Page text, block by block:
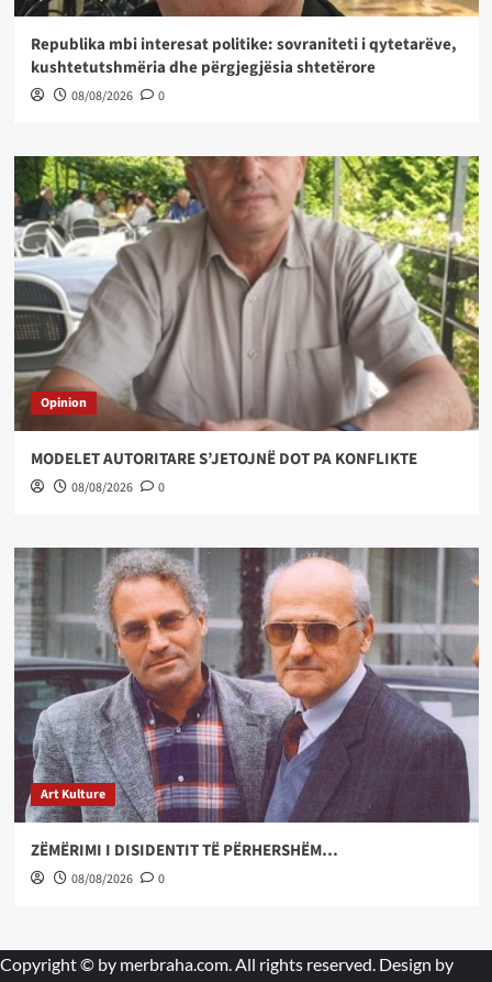
Republika mbi interesat politike: sovraniteti i qytetarëve,
kushtetutshmëria dhe përgjegjësia shtetërore
08/08/2026 0
Opinion
MODELET AUTORITARE S’JETOJNË DOT PA KONFLIKTE
08/08/2026 0
Art Kulture
ZËMËRIMI I DISIDENTIT TË PËRHERSHËM…
08/08/2026 0
Copyright © by merbraha.com. All rights reserved. Design by